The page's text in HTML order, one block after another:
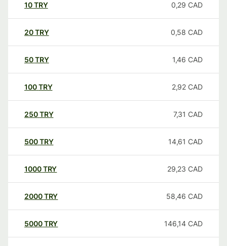
10TRY 0,29 CAD
20TRY 0,58 CAD
50TRY 1,46 CAD
100TRY 2,92 CAD
250TRY 7,31 CAD
500TRY 14,61 CAD
1000TRY 29,23 CAD
2000TRY 58,46 CAD
5000TRY 146,14 CAD